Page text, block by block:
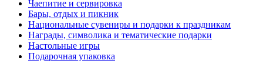
Чаепитие и сервировка
Бары, отдых и пикник
Национальные сувениры и подарки к праздникам
Награды, символика и тематические подарки
Настольные игры
Подарочная упаковка